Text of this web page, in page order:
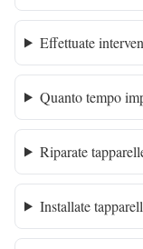
Effettuate
Quanto tempo
Riparate
Installate